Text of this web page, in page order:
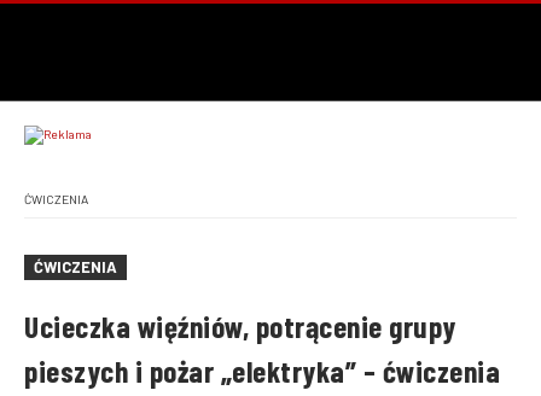
ĆWICZENIA
ĆWICZENIA
Ucieczka więźniów, potrącenie grupy
pieszych i pożar „elektryka” – ćwiczenia